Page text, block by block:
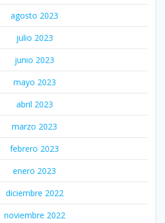
agosto 2023
julio 2023
junio 2023
mayo 2023
abril 2023
marzo 2023
febrero 2023
enero 2023
diciembre 2022
noviembre 2022